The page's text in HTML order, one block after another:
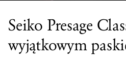
Seiko Presage
wyjątkowym